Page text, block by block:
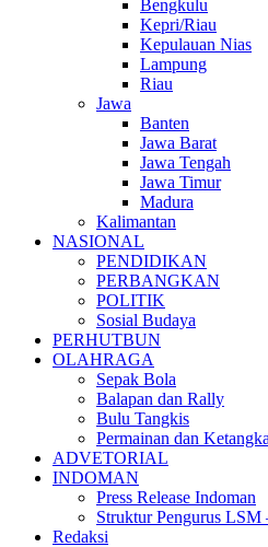
Bengkulu
Kepri/Riau
Kepulauan Nias
Lampung
Riau
Jawa
Banten
Jawa Barat
Jawa Tengah
Jawa Timur
Madura
Kalimantan
NASIONAL
PENDIDIKAN
PERBANGKAN
POLITIK
Sosial Budaya
PERHUTBUN
OLAHRAGA
Sepak Bola
Balapan dan Rally
Bulu Tangkis
Permainan dan
ADVETORIAL
INDOMAN
Press Release Indoman
Struktur Pengurus
Redaksi